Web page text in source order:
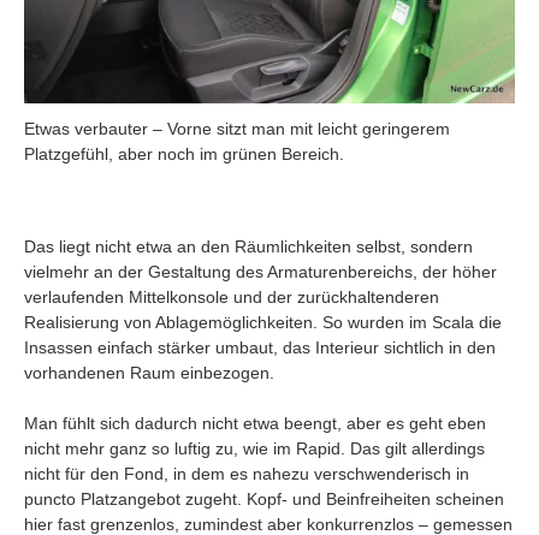
Etwas verbauter – Vorne sitzt man mit leicht geringerem
Platzgefühl, aber noch im grünen Bereich.
Das liegt nicht etwa an den Räumlichkeiten selbst, sondern
vielmehr an der Gestaltung des Armaturenbereichs, der höher
verlaufenden Mittelkonsole und der zurückhaltenderen
Realisierung von Ablagemöglichkeiten. So wurden im Scala die
Insassen einfach stärker umbaut, das Interieur sichtlich in den
vorhandenen Raum einbezogen.
Man fühlt sich dadurch nicht etwa beengt, aber es geht eben
nicht mehr ganz so luftig zu, wie im Rapid. Das gilt allerdings
nicht für den Fond, in dem es nahezu verschwenderisch in
puncto Platzangebot zugeht. Kopf- und Beinfreiheiten scheinen
hier fast grenzenlos, zumindest aber konkurrenzlos – gemessen